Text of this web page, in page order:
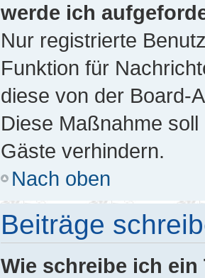
werde ich
Nur registrierte
Funktion für
diese von der Board-
Diese Maßnahme
Gäste verhindern.
Nach oben
Beiträge
Wie schreibe ich ein